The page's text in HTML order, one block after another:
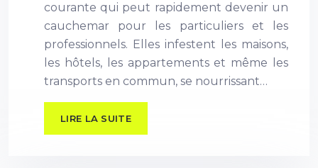
courante qui peut rapidement devenir un
cauchemar pour les particuliers et les
professionnels. Elles infestent les maisons,
les hôtels, les appartements et même les
transports en commun, se nourrissant…
LIRE LA SUITE